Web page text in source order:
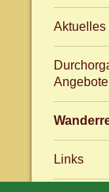
Aktuelles
Angebote
Links